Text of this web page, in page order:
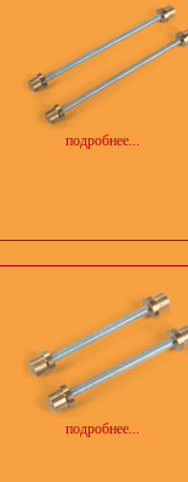
подробнее...
подробнее...